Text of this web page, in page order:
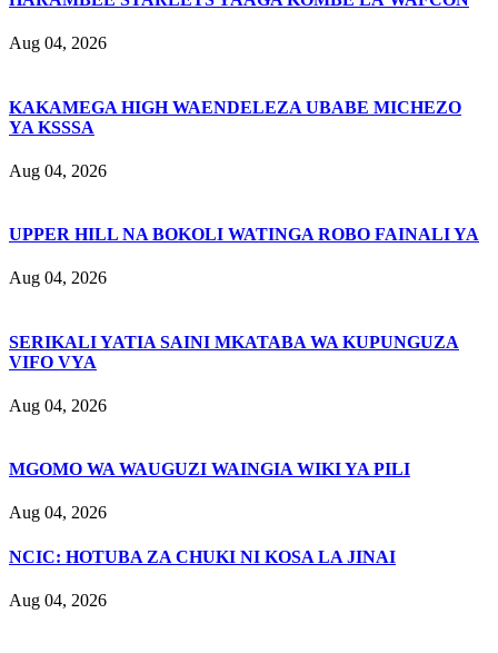
Aug 04, 2026
KAKAMEGA HIGH WAENDELEZA UBABE MICHEZO
YA KSSSA
Aug 04, 2026
UPPER HILL NA BOKOLI WATINGA ROBO FAINALI YA
Aug 04, 2026
SERIKALI YATIA SAINI MKATABA WA KUPUNGUZA
VIFO VYA
Aug 04, 2026
MGOMO WA WAUGUZI WAINGIA WIKI YA PILI
Aug 04, 2026
NCIC: HOTUBA ZA CHUKI NI KOSA LA JINAI
Aug 04, 2026